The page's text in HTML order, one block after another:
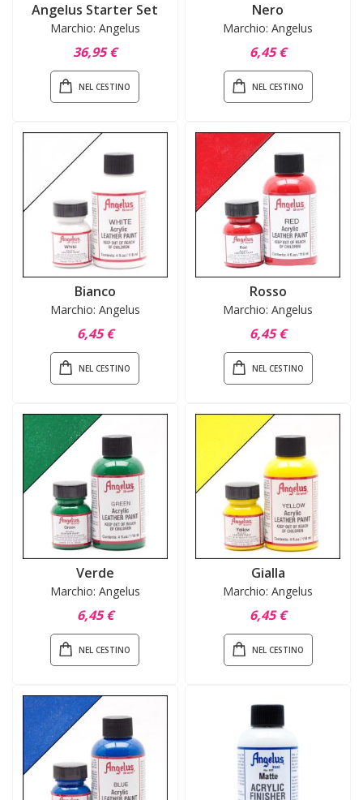
Angelus Starter Set
Marchio: Angelus
36,95 €
NEL CESTINO
Nero
Marchio: Angelus
6,45 €
NEL CESTINO
Bianco
Marchio: Angelus
6,45 €
NEL CESTINO
Rosso
Marchio: Angelus
6,45 €
NEL CESTINO
Verde
Marchio: Angelus
6,45 €
NEL CESTINO
Gialla
Marchio: Angelus
6,45 €
NEL CESTINO